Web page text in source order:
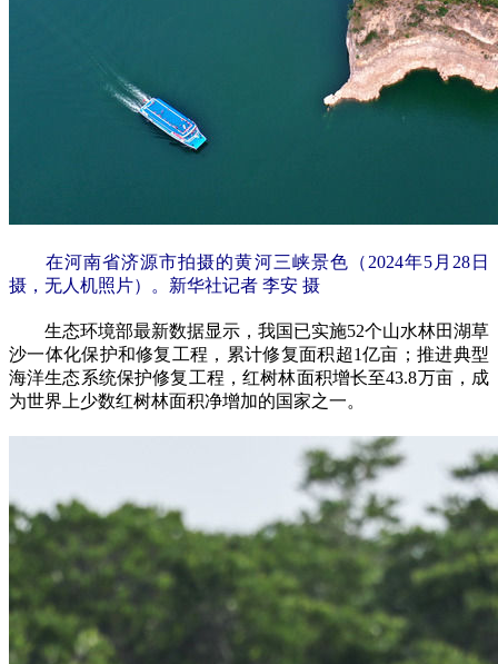
在河南省济源市拍摄的黄河三峡景色（2024年5月28日
摄，无人机照片）。新华社记者 李安 摄
生态环境部最新数据显示，我国已实施52个山水林田湖草
沙一体化保护和修复工程，累计修复面积超1亿亩；推进典型
海洋生态系统保护修复工程，红树林面积增长至43.8万亩，成
为世界上少数红树林面积净增加的国家之一。